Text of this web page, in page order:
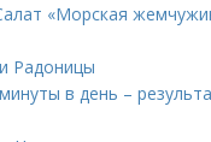
«Морская
Радоницы
в день –